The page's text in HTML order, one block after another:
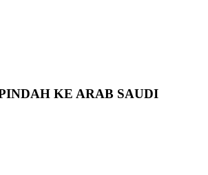
KE ARAB SAUDI